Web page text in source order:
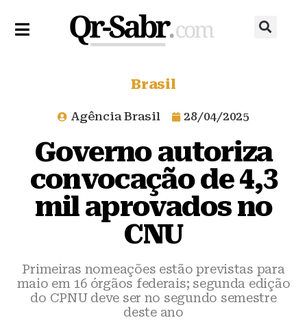
Brasil
Agência Brasil 28/04/2025
Governo autoriza
convocação de 4,3
mil aprovados no
CNU
Primeiras nomeações estão previstas para
maio em 16 órgãos federais; segunda edição
do CPNU deve ser no segundo semestre
deste ano